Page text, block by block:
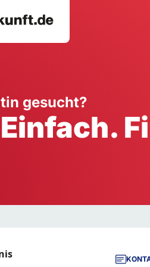
Handwerk
Dienstleistung
gesucht?